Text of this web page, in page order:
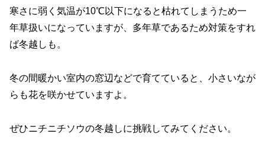
寒さに弱く気温が10℃以下になると枯れてしまうため一
年草扱いになっていますが、多年草であるため対策をすれ
ば冬越しも。
冬の間暖かい室内の窓辺などで育てていると、小さいなが
らも花を咲かせていますよ。
ぜひニチニチソウの冬越しに挑戦してみてください。